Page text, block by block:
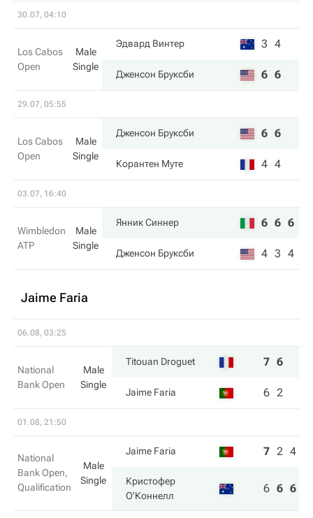
30.07, 04:10
Los Cabos
Open
Male
Single
Эдвард Винтер 3 4
Дженсон Бруксби 6 6
29.07, 05:55
Los Cabos
Open
Male
Single
Дженсон Бруксби 6 6
Корантен Муте 4 4
03.07, 16:40
Wimbledon
ATP
Male
Single
Янник Синнер 6 6 6
Дженсон Бруксби 4 3 4
Jaime Faria
06.08, 03:25
National
Bank Open
Male
Single
Titouan Droguet 7 6
Jaime Faria 6 2
01.08, 21:50
National
Bank Open,
Qualification
Male
Single
Jaime Faria 7 2 4
Кристофер
О'Коннелл
6 6 6